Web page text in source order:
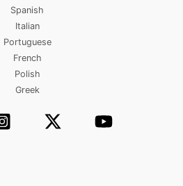
Spanish
Italian
Portuguese
French
Polish
Greek